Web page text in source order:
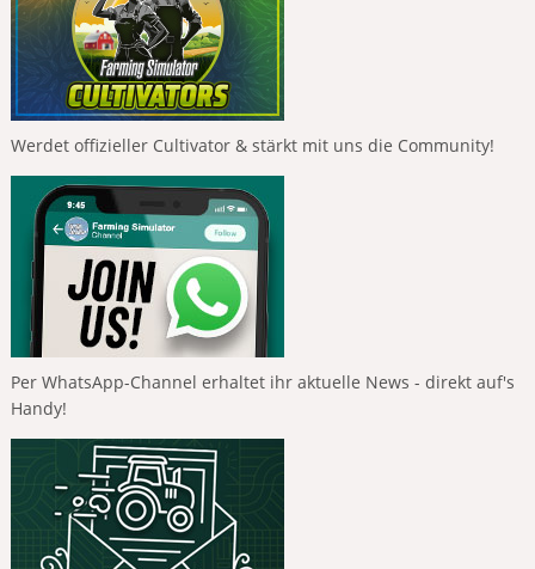
Werdet offizieller Cultivator & stärkt mit uns die Community!
Per WhatsApp-Channel erhaltet ihr aktuelle News - direkt auf's
Handy!